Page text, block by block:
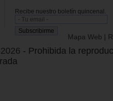
Recibe nuestro boletín quincenal.
Mapa Web |
- Prohibida la